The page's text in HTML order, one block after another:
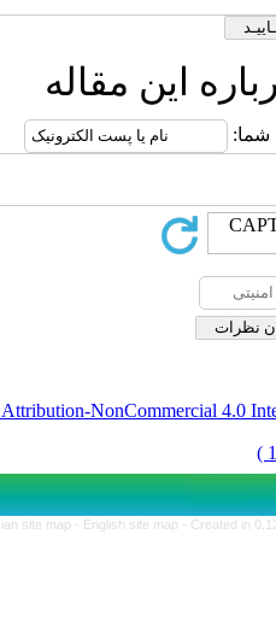
مقاله
Commons Attribution-
برگشت
Persian site map -English